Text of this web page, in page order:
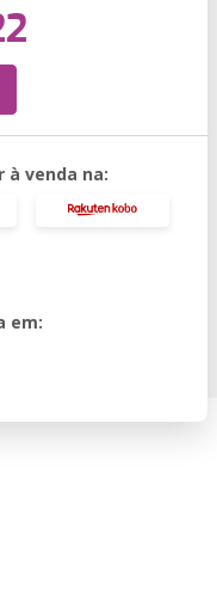
à venda na:
em: